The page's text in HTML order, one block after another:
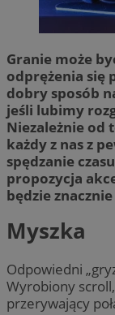
Granie może
odprężenia się
dobry sposób
jeśli lubimy
Niezależnie od
każdy z nas z
spędzanie
propozycja
będzie
Myszka
Odpowiedni
Wyrobiony
przerywający